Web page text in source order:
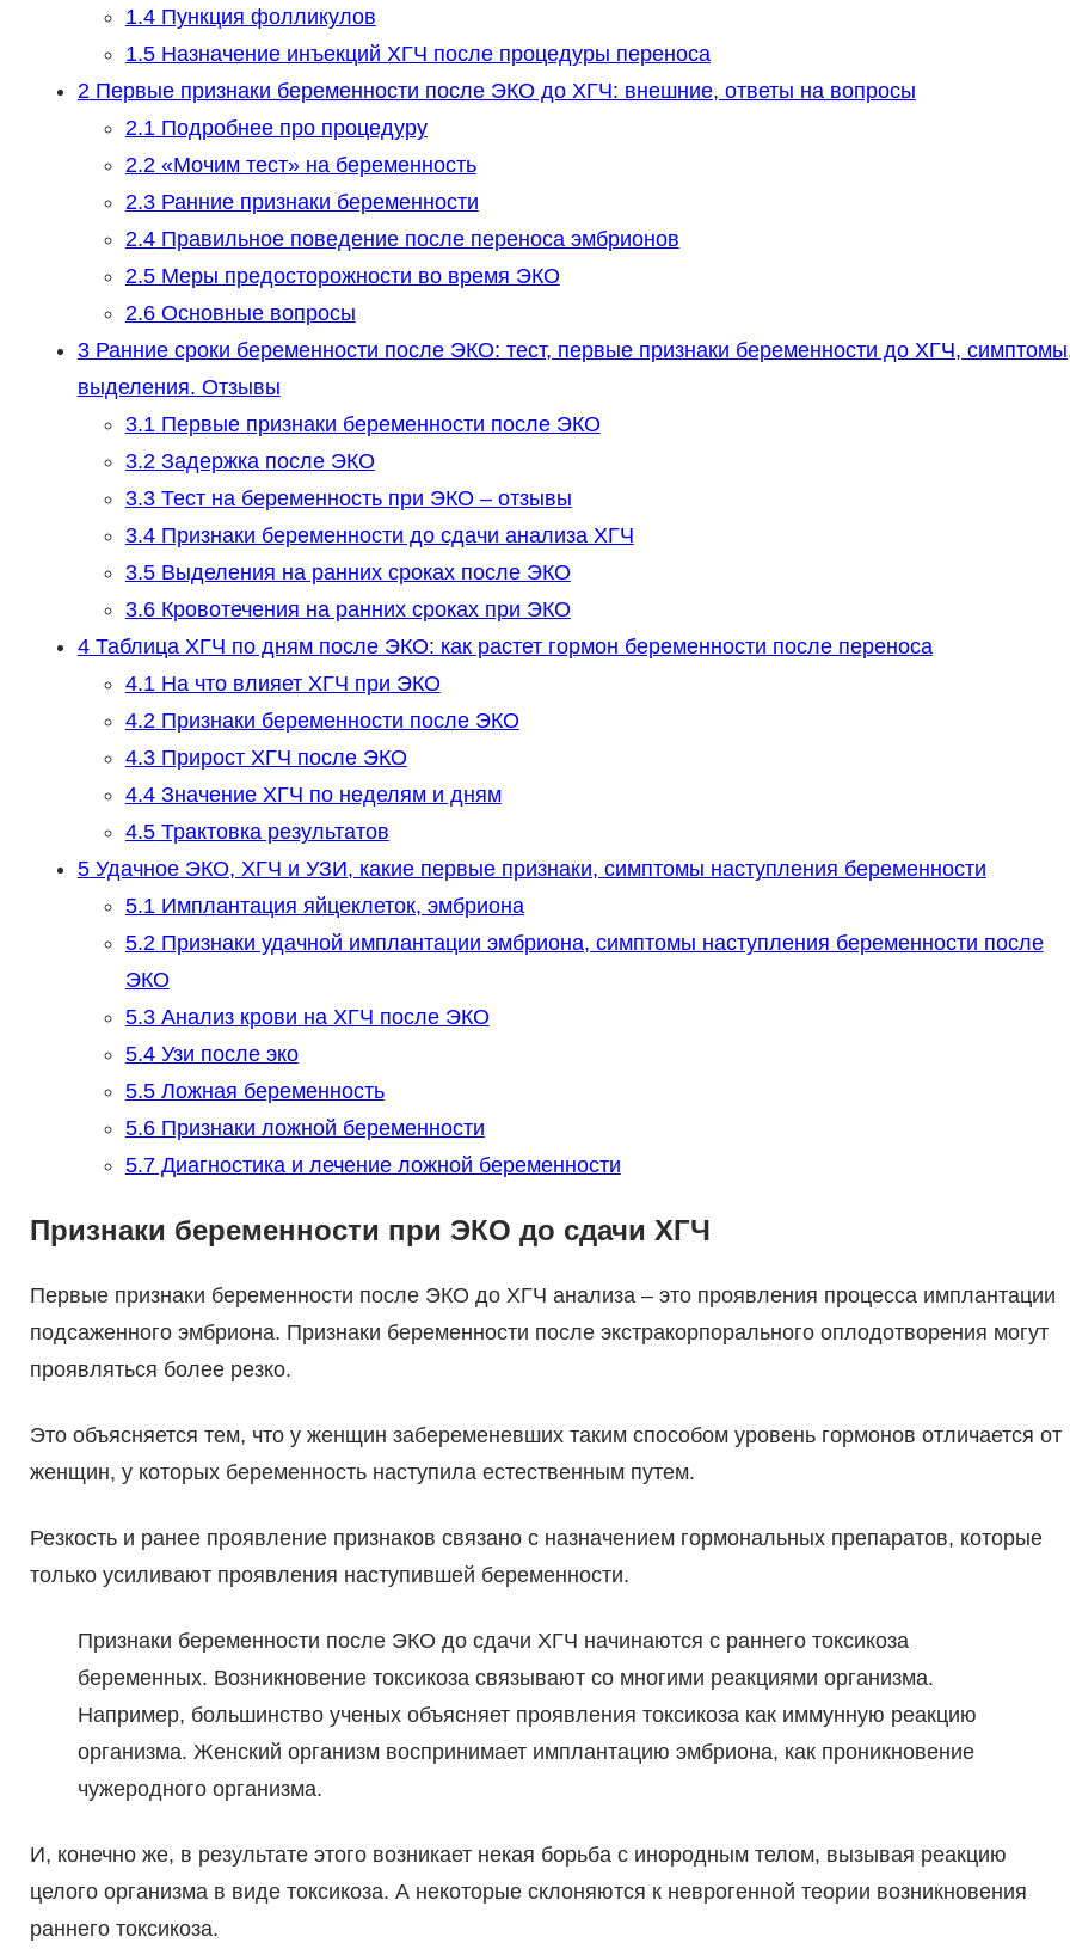
1.4Пункция фолликулов
1.5Назначение инъекций ХГЧ после процедуры переноса
2Первые признаки беременности после ЭКО до ХГЧ: внешние, ответы на вопросы
2.1Подробнее про процедуру
2.2«Мочим тест» на беременность
2.3Ранние признаки беременности
2.4Правильное поведение после переноса эмбрионов
2.5Меры предосторожности во время ЭКО
2.6Основные вопросы
3Ранние сроки беременности после ЭКО: тест, первые признаки беременности до ХГЧ,
выделения. Отзывы
3.1Первые признаки беременности после ЭКО
3.2Задержка после ЭКО
3.3Тест на беременность при ЭКО – отзывы
3.4Признаки беременности до сдачи анализа ХГЧ
3.5Выделения на ранних сроках после ЭКО
3.6Кровотечения на ранних сроках при ЭКО
4Таблица ХГЧ по дням после ЭКО: как растет гормон беременности после переноса
4.1На что влияет ХГЧ при ЭКО
4.2Признаки беременности после ЭКО
4.3Прирост ХГЧ после ЭКО
4.4Значение ХГЧ по неделям и дням
4.5Трактовка результатов
5Удачное ЭКО, ХГЧ и УЗИ, какие первые признаки, симптомы наступления беременности
5.1Имплантация яйцеклеток, эмбриона
5.2Признаки удачной имплантации эмбриона, симптомы наступления беременности после
ЭКО
5.3Анализ крови на ХГЧ после ЭКО
5.4Узи после эко
5.5Ложная беременность
5.6Признаки ложной беременности
5.7Диагностика и лечение ложной беременности
Признаки беременности при ЭКО до сдачи ХГЧ
Первые признаки беременности после ЭКО до ХГЧ анализа – это проявления процесса имплантации
подсаженного эмбриона. Признаки беременности после экстракорпорального оплодотворения могут
проявляться более резко.
Это объясняется тем, что у женщин забеременевших таким способом уровень гормонов отличается от
женщин, у которых беременность наступила естественным путем.
Резкость и ранее проявление признаков связано с назначением гормональных препаратов, которые
только усиливают проявления наступившей беременности.
Признаки беременности после ЭКО до сдачи ХГЧ начинаются с раннего токсикоза
беременных. Возникновение токсикоза связывают со многими реакциями организма.
Например, большинство ученых объясняет проявления токсикоза как иммунную реакцию
организма. Женский организм воспринимает имплантацию эмбриона, как проникновение
чужеродного организма.
И, конечно же, в результате этого возникает некая борьба с инородным телом, вызывая реакцию
целого организма в виде токсикоза. А некоторые склоняются к неврогенной теории возникновения
раннего токсикоза.